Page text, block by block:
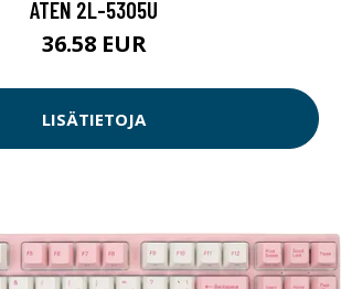
ATEN 2L-5305U
36.58 EUR
LISÄTIETOJA